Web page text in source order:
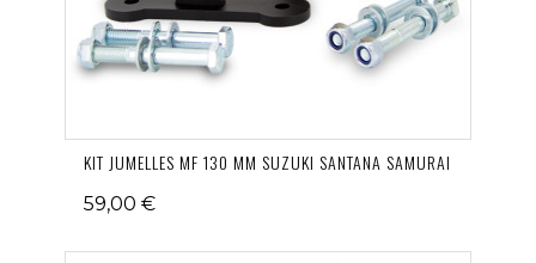
KIT JUMELLES MF 130 MM SUZUKI SANTANA SAMURAI
59,00 €